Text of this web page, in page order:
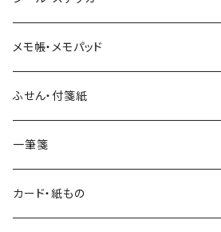
和紙
透明クリア
Hutte paper works （プロペラスタジオ）
ネクタイ
透明クリアテープ
柄・モチーフで選ぶ（マステ）
フレークシール
パピアプラッツ（作家もの）
ヨハク
ステッカーシール
マインドウェイブ
田村美紀
立体シール
メモ帳・メモパッド
ヨハク
HUTTE PAPER WORKS
表現社（作家もの）
ふせん・付箋紙
ヨハク
HUTTE PAPER WORKS
一筆箋
カード・紙もの